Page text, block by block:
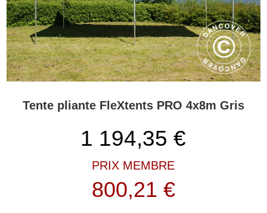
Tente pliante FleXtents PRO 4x8m Gris
1 194,35 €
PRIX MEMBRE
800,21 €